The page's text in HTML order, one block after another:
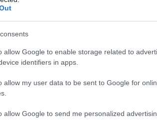
allow Google to enable storage related to
identifiers in apps.
allow my user data to be sent to Google for
allow Google to send me personalized
η πιο Εύκολη
όλες τις σημαντικές